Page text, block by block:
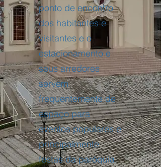
ponto de encontro
dos habitantes e
visitantes e o
estacionamento e
seus arredores
servem
frequentemente de
espaço para
eventos populares e
principalmente
festas da paróquia.